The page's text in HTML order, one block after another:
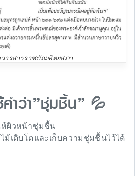
วารสารราชบัณฑิตยสภา
ำว่า”ชุ่มชื้น” 💦
ห้ผิวหน้าชุ่มชื้น
ม้เติบโตและเก็บความชุ่มชื้นไว้ได้